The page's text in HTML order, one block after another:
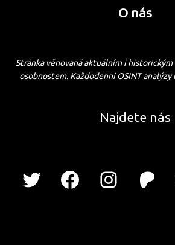
O nás
Stránka věnovaná aktuálním i
osobnostem. Každodenní OSINT
Najdete nás